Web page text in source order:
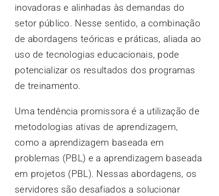
inovadoras e alinhadas às demandas do
setor público. Nesse sentido, a combinação
de abordagens teóricas e práticas, aliada ao
uso de tecnologias educacionais, pode
potencializar os resultados dos programas
de treinamento.
Uma tendência promissora é a utilização de
metodologias ativas de aprendizagem,
como a aprendizagem baseada em
problemas (PBL) e a aprendizagem baseada
em projetos (PBL). Nessas abordagens, os
servidores são desafiados a solucionar